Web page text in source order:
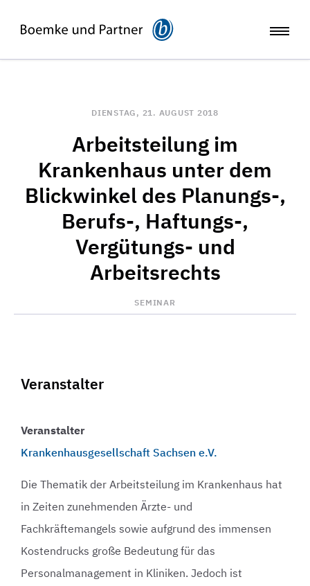
DIENSTAG, 21. AUGUST 2018
Arbeitsteilung im
Krankenhaus unter dem
Blickwinkel des Planungs-,
Berufs-, Haftungs-,
Vergütungs- und
Arbeitsrechts
SEMINAR
Veranstalter
Veranstalter
Krankenhausgesellschaft Sachsen e.V.
Die Thematik der Arbeitsteilung im Krankenhaus hat
in Zeiten zunehmenden Ärzte- und
Fachkräftemangels sowie aufgrund des immensen
Kostendrucks große Bedeutung für das
Personalmanagement in Kliniken. Jedoch ist